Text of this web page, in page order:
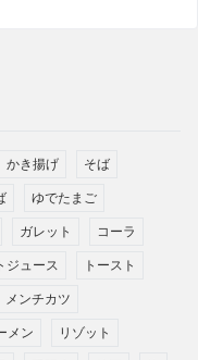
かき揚げ そば
ゆでたまご
ガレット コーラ
ジュース トースト
メンチカツ
メン リゾット